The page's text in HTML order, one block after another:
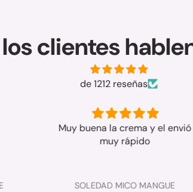
clientes
de 1212 reseñas
Muy buena la crema y el envió
muy rápido
SOLEDAD MICO MANGUE